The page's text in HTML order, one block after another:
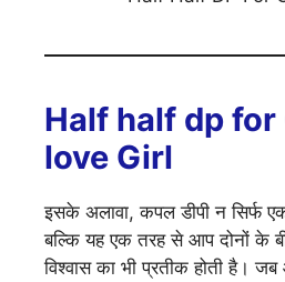
Half half dp for
love Girl
इसके अलावा, कपल डीपी न सिर्फ
बल्कि यह एक तरह से आप दोनों के
विश्वास का भी प्रतीक होती है।